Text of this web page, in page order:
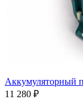
Аккумуляторный
11 280 ₽